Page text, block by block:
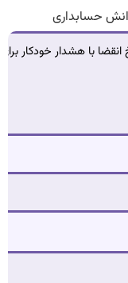
حسابداری
با هشدار خودکار برای